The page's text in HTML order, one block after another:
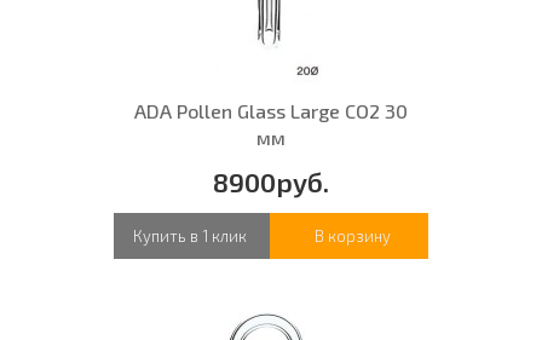
ADA Pollen Glass Large CO2 30
мм
8900руб.
Купить в 1 клик В корзину